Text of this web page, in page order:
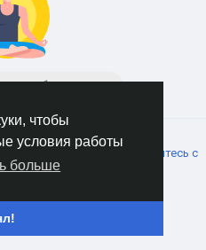
чтобы
условия работы
больше
отображения
сеть!
Russian
Конфиденциальность
Свяжитесь с